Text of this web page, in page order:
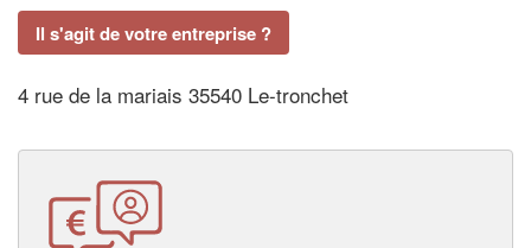
Il s'agit de votre entreprise ?
4 rue de la mariais 35540 Le-tronchet